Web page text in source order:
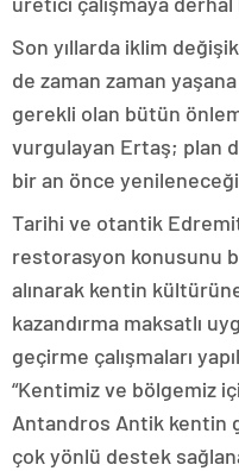
Son yıllarda iklim
de zaman zaman
gerekli olan bütün
vurgulayan Ertaş; plan
bir an önce
Tarihi ve otantik
restorasyon konusunu
alınarak kentin
kazandırma maksatlı
geçirme çalışmaları
“Kentimiz ve bölgemiz
Antandros Antik kentin
çok yönlü destek